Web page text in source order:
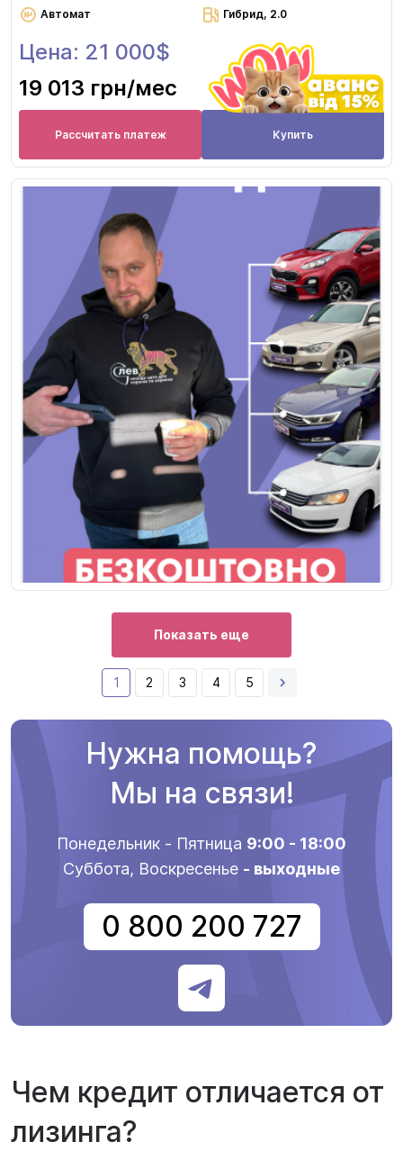
Автомат Гибрид, 2.0
Цена: 21 000$
19 013 грн/мес
Рассчитать платеж Купить
Показать еще
1 2 3 4 5
Нужна помощь?
Мы на связи!
Понедельник - Пятница 9:00 - 18:00
Суббота, Воскресенье - выходные
0 800 200 727
Чем кредит отличается от
лизинга?